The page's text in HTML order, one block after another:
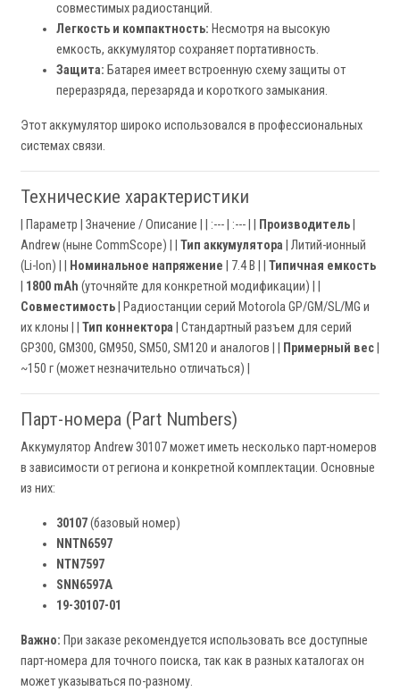
совместимых радиостанций.
Легкость и компактность: Несмотря на высокую
емкость, аккумулятор сохраняет портативность.
Защита: Батарея имеет встроенную схему защиты от
переразряда, перезаряда и короткого замыкания.
Этот аккумулятор широко использовался в профессиональных
системах связи.
Технические характеристики
| Параметр | Значение / Описание | | :--- | :--- | | Производитель
Andrew (ныне CommScope) | | Тип аккумулятора | Литий-ионный
(Li-Ion) | |
Номинальное напряжение | 7.4 В | | Типичная емкость
1800 mAh (уточняйте для конкретной модификации) | |
Совместимость | Радиостанции серий Motorola GP/GM/SL/MG и
их клоны | | Тип коннектора | Стандартный разъем для серий
GP300, GM300, GM950, SM50, SM120 и аналогов | |
Примерный вес
~150 г (может незначительно отличаться) |
Парт-номера (Part Numbers)
Аккумулятор Andrew 30107 может иметь несколько парт-номеров
в зависимости от региона и конкретной комплектации. Основные
из них:
30107(базовый номер)
NNTN6597
NTN7597
SNN6597A
19-30107-01
Важно: При заказе рекомендуется использовать все доступные
парт-номера для точного поиска, так как в разных каталогах он
может указываться по-разному.